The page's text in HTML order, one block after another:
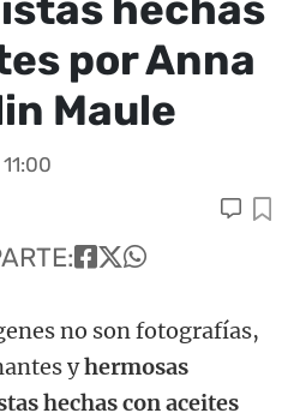
por Anna
Maule
no son fotografías,
yhermosas
hechas con aceites